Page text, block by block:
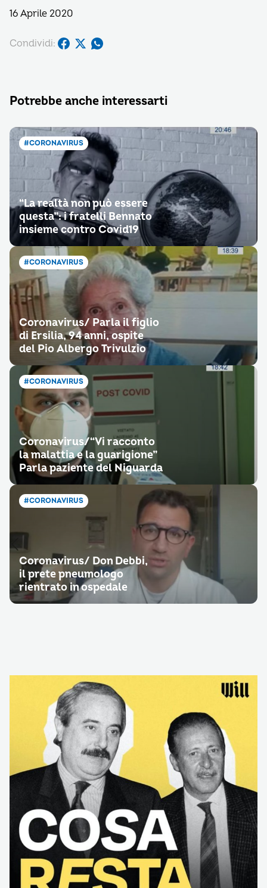
16 Aprile 2020
Condividi:
Potrebbe anche interessarti
#CORONAVIRUS
“La realtà non può essere
questa”: i fratelli Bennato
insieme contro Covid19
#CORONAVIRUS
Coronavirus/ Parla il figlio
di Ersilia, 94 anni, ospite
del Pio Albergo Trivulzio
#CORONAVIRUS
Coronavirus/“Vi racconto
la malattia e la guarigione”
Parla paziente del Niguarda
#CORONAVIRUS
Coronavirus/ Don Debbi,
il prete pneumologo
rientrato in ospedale